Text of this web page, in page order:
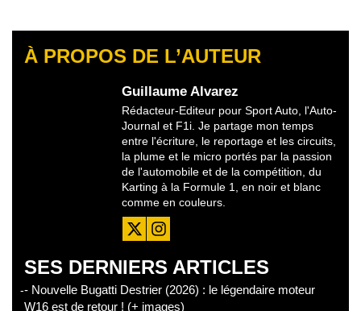
À PROPOS DE L’AUTEUR
Guillaume Alvarez
Rédacteur-Editeur pour Sport Auto, l'Auto-
Journal et F1i. Je partage mon temps
entre l'écriture, le reportage et les circuits,
la plume et le micro portés par la passion
de l'automobile et de la compétition, du
Karting à la Formule 1, en noir et blanc
comme en couleurs.
SES DERNIERS ARTICLES
- Nouvelle Bugatti Destrier (2026) : le légendaire moteur
W16 est de retour ! (+ images)